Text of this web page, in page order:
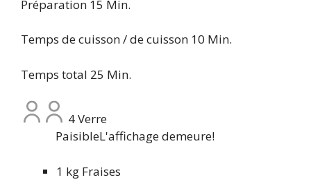
Préparation 15 Minute
Min.
Temps de cuisson / de cuisson 10 Minute
Min.
Temps total 25 Minute
Min.
4Verre
PaisibleL'affichage demeure!
1 kg Fraises